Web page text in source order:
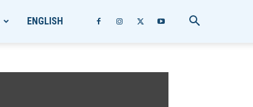
ENGLISH